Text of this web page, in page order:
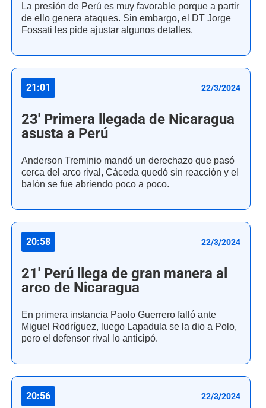
La presión de Perú es muy favorable porque a partir
de ello genera ataques. Sin embargo, el DT Jorge
Fossati les pide ajustar algunos detalles.
21:01 22/3/2024
23' Primera llegada de Nicaragua
asusta a Perú
Anderson Treminio mandó un derechazo que pasó
cerca del arco rival, Cáceda quedó sin reacción y el
balón se fue abriendo poco a poco.
20:58 22/3/2024
21' Perú llega de gran manera al
arco de Nicaragua
En primera instancia Paolo Guerrero falló ante
Miguel Rodríguez, luego Lapadula se la dio a Polo,
pero el defensor rival lo anticipó.
20:56 22/3/2024